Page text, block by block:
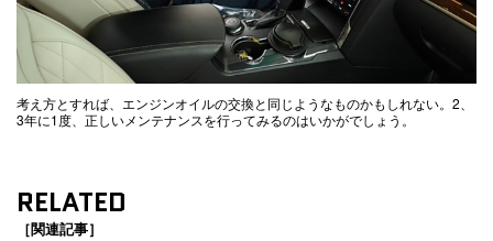
考え方とすれば、エンジンオイルの交換と同じようなものかもしれない。2、
3年に1度、正しいメンテナンスを行ってみるのはいかがでしょう。
RELATED
［関連記事］